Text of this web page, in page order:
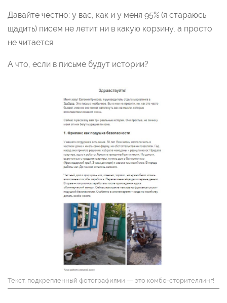
Давайте честно: у вас, как и у меня 95% (я стараюсь
щадить) писем не летит ни в какую корзину, а просто
не читается.
А что, если в письме будут истории?
Текст, подкрепленный фотографиями — это комбо-сторителлинг!